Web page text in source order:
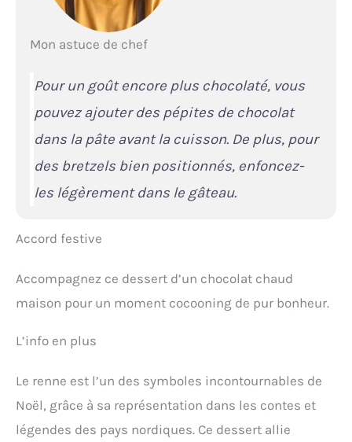
Mon astuce de chef
Pour un goût encore plus chocolaté, vous
pouvez ajouter des pépites de chocolat
dans la pâte avant la cuisson. De plus, pour
des bretzels bien positionnés, enfoncez-
les légèrement dans le gâteau.
Accord festive
Accompagnez ce dessert d’un chocolat chaud
maison pour un moment cocooning de pur bonheur.
L’info en plus
Le renne est l’un des symboles incontournables de
Noël, grâce à sa représentation dans les contes et
légendes des pays nordiques. Ce dessert allie